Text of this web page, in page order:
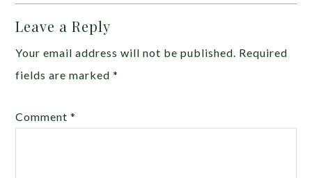
Leave a Reply
Your email address will not be published. Required
fields are marked*
Comment*